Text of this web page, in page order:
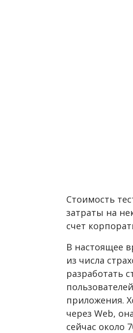
Стоимость
затраты на
счет
В настоящее
из числа
разработать
приложения.
через Web,
сейчас около